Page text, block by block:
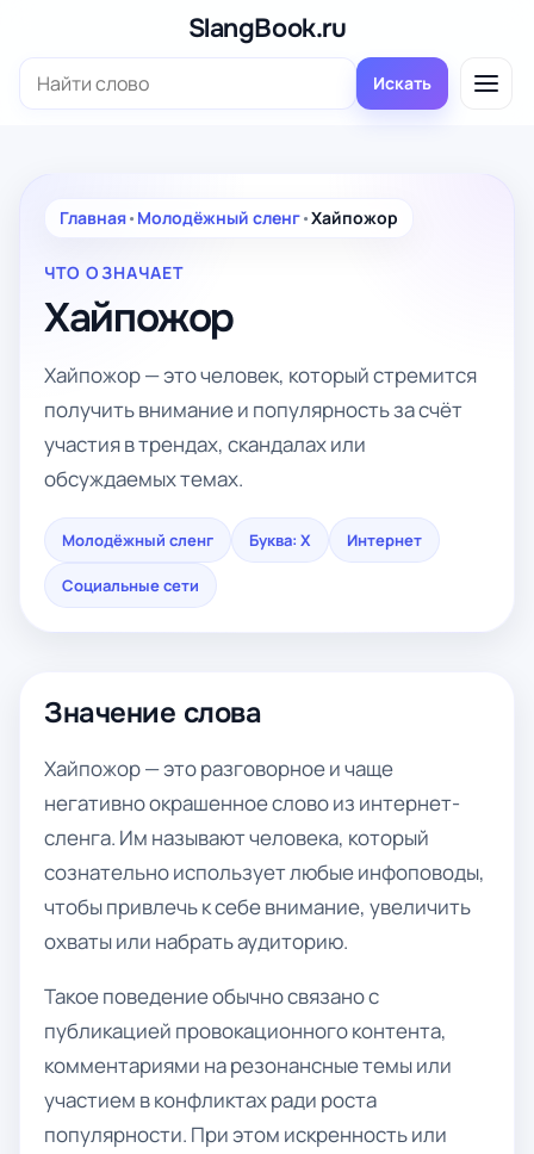
содержимому
SlangBook.ru
Поиск: Искать
Главная• Молодёжный сленг•Хайпожор
ЧТО ОЗНАЧАЕТ
Хайпожор
Хайпожор — это человек, который стремится
получить внимание и популярность за счёт
участия в трендах, скандалах или
обсуждаемых темах.
Молодёжный сленг Буква: Х Интернет
Социальные сети
Значение слова
Хайпожор — это разговорное и чаще
негативно окрашенное слово из интернет-
сленга. Им называют человека, который
сознательно использует любые инфоповоды,
чтобы привлечь к себе внимание, увеличить
охваты или набрать аудиторию.
Такое поведение обычно связано с
публикацией провокационного контента,
комментариями на резонансные темы или
участием в конфликтах ради роста
популярности. При этом искренность или